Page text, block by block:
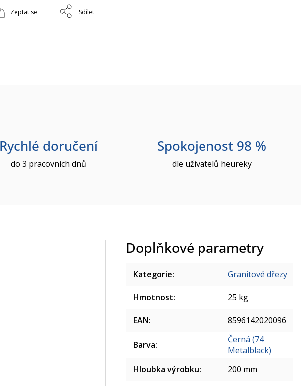
Zeptat se Sdílet
Rychlé doručení
do 3 pracovních dnů
Spokojenost 98 %
dle uživatelů heureky
Doplňkové parametry
Kategorie: Granitové dřezy
Hmotnost: 25 kg
EAN: 8596142020096
Barva:
Černá (74
Metalblack)
Hloubka výrobku: 200 mm